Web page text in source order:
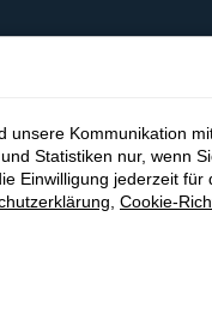
unsere Kommunikation
Statistiken nur, wenn
Einwilligung jederzeit für
Cookie-